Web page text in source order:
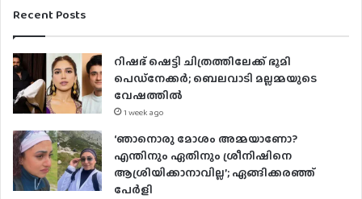
Recent Posts
റിഷഭ് ഷെട്ടി ചിത്രത്തിലേക്ക് ഭൂമി
പെഡ്‌നേക്കർ; ബെലവാടി മല്ലമ്മയുടെ
വേഷത്തിൽ
1 week ago
‘ഞാനൊരു മോശം അമ്മയാണോ?
എന്തിനും ഏതിനും ശ്രീനിഷിനെ
ആശ്രിയിക്കാനാവില്ല’; ഏങ്ങിക്കരഞ്ഞ്
പേർളി